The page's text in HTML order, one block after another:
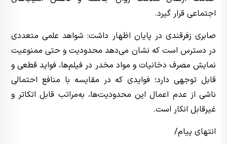
اجتماعی قرار گیرد.
صابری زفرقندی در پایان اظهار داشت: شواهد علمی متعددی
در دسترس است که نشان می‌دهد محدودیت و حتی ممنوعیت
نمایش مصرف دخانیات و مواد مخدر در فیلم‌ها، فواید قطعی و
قابل توجهی دارد؛ فوایدی که در مقایسه با منافع احتمالی
ناشی از عدم اعمال این محدودیت‌ها، به‌مراتب قابل اتکاتر و
غیرقابل انکار است.
انتهای پیام/